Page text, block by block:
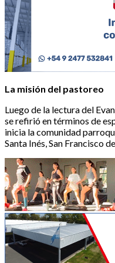
La misión del pastoreo
Luego de la lectura del
se refirió en términos de
inicia la comunidad
Santa Inés, San Francisco